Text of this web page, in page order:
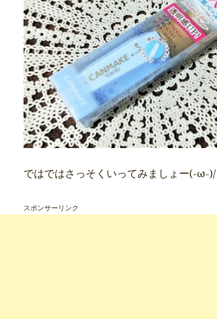
ではではさっそくいってみましょー(-ω-)/
スポンサーリンク